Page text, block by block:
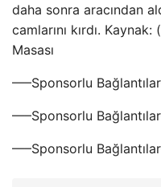
daha sonra aracından
camlarını kırdı.
Masası
—–Sponsorlu
—–Sponsorlu
—–Sponsorlu